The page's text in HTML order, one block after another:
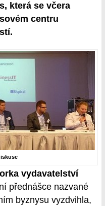
která se včera
centru
vydavatelství
přednášce nazvané
byznysu vyzdvihla,